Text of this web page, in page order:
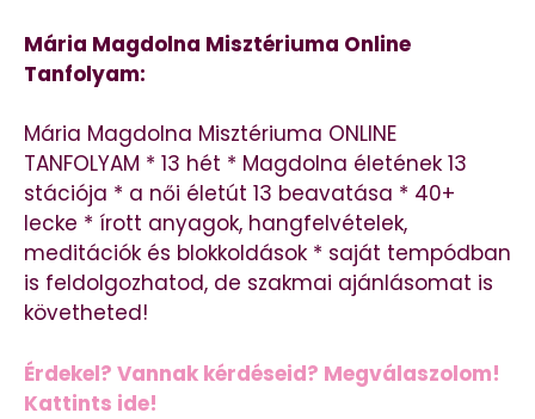
Mária Magdolna Misztériuma Online
Tanfolyam:
Mária Magdolna Misztériuma ONLINE
TANFOLYAM * 13 hét * Magdolna életének 13
stációja * a női életút 13 beavatása * 40+
lecke * írott anyagok, hangfelvételek,
meditációk és blokkoldások * saját tempódban
is feldolgozhatod, de szakmai ajánlásomat is
követheted!
Érdekel? Vannak kérdéseid? Megválaszolom!
Kattints ide!